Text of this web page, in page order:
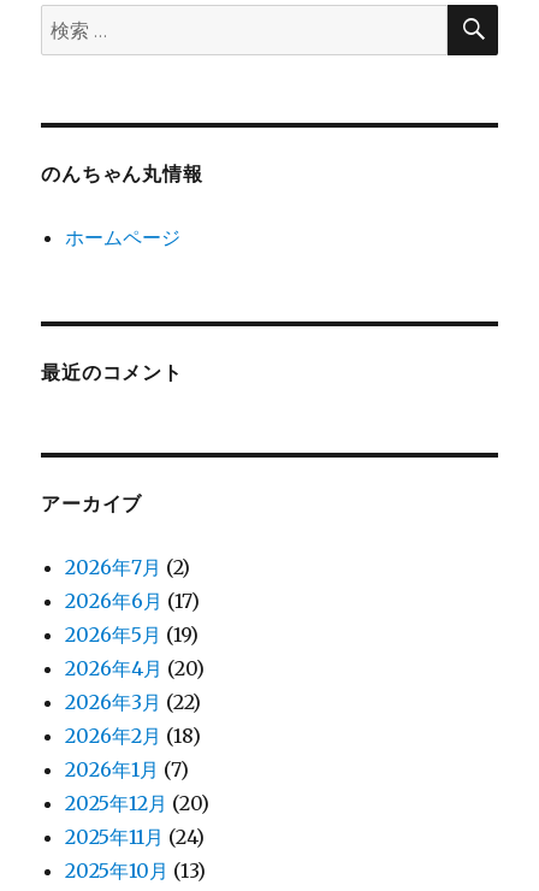
検
索:
検
のんちゃん丸情報
ホームページ
最近のコメント
アーカイブ
2026年7月 (2)
2026年6月 (17)
2026年5月 (19)
2026年4月 (20)
2026年3月 (22)
2026年2月 (18)
2026年1月 (7)
2025年12月 (20)
2025年11月 (24)
2025年10月 (13)